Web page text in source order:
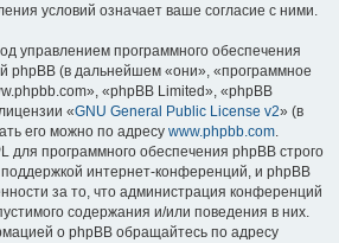
условий означает ваше согласие с ними.
управлением программного обеспечения
phpBB (в дальнейшем «они», «программное
«phpBB Limited», «phpBB
«GNU General Public License v2» (в
его можно по адресу www.phpbb.com.
для программного обеспечения phpBB строго
интернет-конференций, и phpBB
за то, что администрация конференций
содержания и/или поведения в них.
о phpBB обращайтесь по адресу